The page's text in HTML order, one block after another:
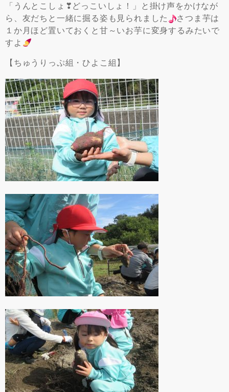
「うんとこしょ❣どっこいしょ！」と掛け声をかけなが
ら、友だちと一緒に掘る姿も見られました
さつま芋は
１か月ほど置いておくと甘～いお芋に変身するみたいで
すよ
【ちゅうりっぷ組・ひよこ組】